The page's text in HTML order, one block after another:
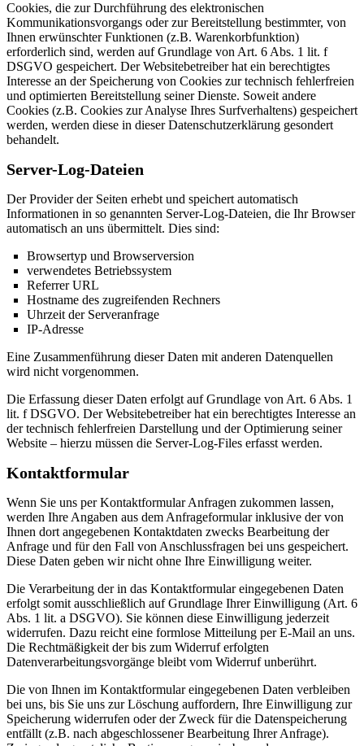
Cookies, die zur Durchführung des elektronischen
Kommunikationsvorgangs oder zur Bereitstellung bestimmter, von
Ihnen erwünschter Funktionen (z.B. Warenkorbfunktion)
erforderlich sind, werden auf Grundlage von Art. 6 Abs. 1 lit. f
DSGVO gespeichert. Der Websitebetreiber hat ein berechtigtes
Interesse an der Speicherung von Cookies zur technisch fehlerfreien
und optimierten Bereitstellung seiner Dienste. Soweit andere
Cookies (z.B. Cookies zur Analyse Ihres Surfverhaltens) gespeichert
werden, werden diese in dieser Datenschutzerklärung gesondert
behandelt.
Server-Log-Dateien
Der Provider der Seiten erhebt und speichert automatisch
Informationen in so genannten Server-Log-Dateien, die Ihr Browser
automatisch an uns übermittelt. Dies sind:
Browsertyp und Browserversion
verwendetes Betriebssystem
Referrer URL
Hostname des zugreifenden Rechners
Uhrzeit der Serveranfrage
IP-Adresse
Eine Zusammenführung dieser Daten mit anderen Datenquellen
wird nicht vorgenommen.
Die Erfassung dieser Daten erfolgt auf Grundlage von Art. 6 Abs. 1
lit. f DSGVO. Der Websitebetreiber hat ein berechtigtes Interesse an
der technisch fehlerfreien Darstellung und der Optimierung seiner
Website – hierzu müssen die Server-Log-Files erfasst werden.
Kontaktformular
Wenn Sie uns per Kontaktformular Anfragen zukommen lassen,
werden Ihre Angaben aus dem Anfrageformular inklusive der von
Ihnen dort angegebenen Kontaktdaten zwecks Bearbeitung der
Anfrage und für den Fall von Anschlussfragen bei uns gespeichert.
Diese Daten geben wir nicht ohne Ihre Einwilligung weiter.
Die Verarbeitung der in das Kontaktformular eingegebenen Daten
erfolgt somit ausschließlich auf Grundlage Ihrer Einwilligung (Art. 6
Abs. 1 lit. a DSGVO). Sie können diese Einwilligung jederzeit
widerrufen. Dazu reicht eine formlose Mitteilung per E-Mail an uns.
Die Rechtmäßigkeit der bis zum Widerruf erfolgten
Datenverarbeitungsvorgänge bleibt vom Widerruf unberührt.
Die von Ihnen im Kontaktformular eingegebenen Daten verbleiben
bei uns, bis Sie uns zur Löschung auffordern, Ihre Einwilligung zur
Speicherung widerrufen oder der Zweck für die Datenspeicherung
entfällt (z.B. nach abgeschlossener Bearbeitung Ihrer Anfrage).